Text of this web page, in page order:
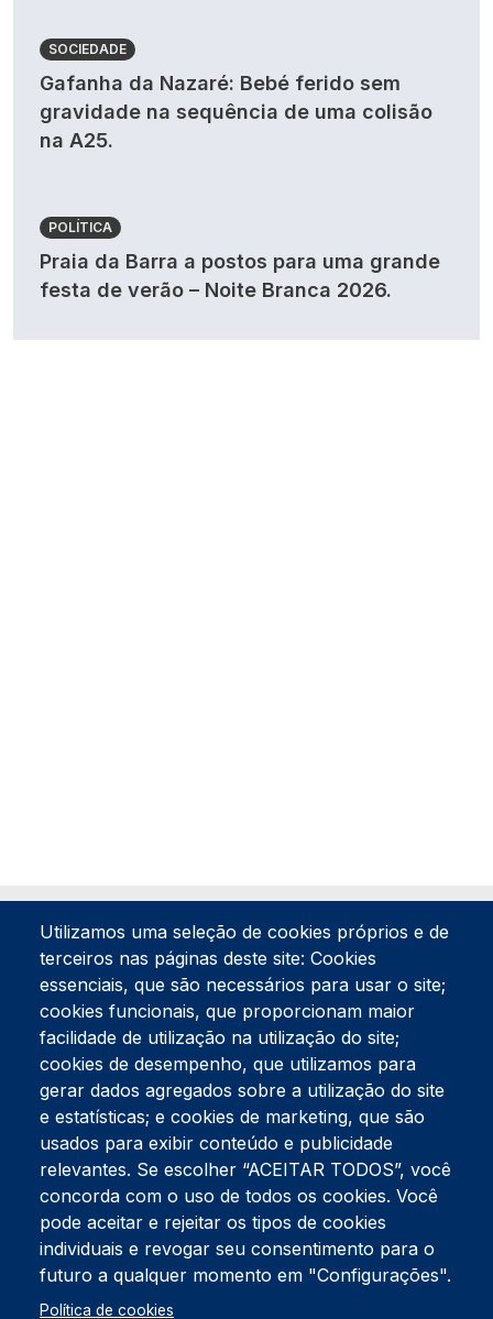
SOCIEDADE
Gafanha da Nazaré: Bebé ferido sem
gravidade na sequência de uma colisão
na A25.
POLÍTICA
Praia da Barra a postos para uma grande
festa de verão – Noite Branca 2026.
Tel:234 390 100Fax:234 390 100
Endereço Postal
Apartado 42
Rua Gil Eanes 31
3834-908 Gafanha da Nazaré
Estúdios
Rua Prior Guerra
Edifício do Centro Cultural da Gafanha da Nazaré
3830-556 Gafanha da Nazaré
Utilizamos uma seleção de cookies próprios e de
terceiros nas páginas deste site: Cookies
essenciais, que são necessários para usar o site;
cookies funcionais, que proporcionam maior
facilidade de utilização na utilização do site;
cookies de desempenho, que utilizamos para
gerar dados agregados sobre a utilização do site
e estatísticas; e cookies de marketing, que são
usados para exibir conteúdo e publicidade
relevantes. Se escolher “ACEITAR TODOS”, você
concorda com o uso de todos os cookies. Você
pode aceitar e rejeitar os tipos de cookies
individuais e revogar seu consentimento para o
futuro a qualquer momento em "Configurações".
Política de cookies